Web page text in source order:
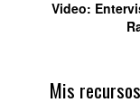
Video:
Mis